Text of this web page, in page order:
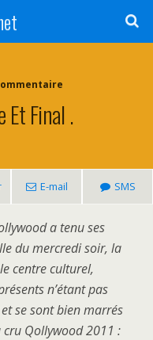
Et Final .
E-mail SMS
a tenu ses
du mercredi soir, la
centre culturel,
n’étant pas
se sont bien marrés
cru Qollywood 2011 :